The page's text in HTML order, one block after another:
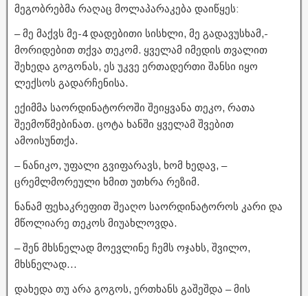
მეგობრებმა რაღაც მოლაპარაკება დაიწყეს:
– მე მაქვს მე-4 დადებითი სისხლი, მე გადავუსხამ,-
მორიდებით თქვა თეკომ. ყველამ იმედის თვალით
შეხედა გოგონას, ეს უკვე ერთადერთი შანსი იყო
ლექსოს გადარჩენისა.
ექიმმა საორდინატოროში შეიყვანა თეკო, რათა
შეემოწმებინათ. ცოტა ხანში ყველამ შვებით
ამოისუნთქა.
– ნანიკო, უფალი გვიფარავს, ხომ ხედავ, –
ცრემლმორეული ხმით უთხრა რეზიმ.
ნანამ ფეხაკრეფით შეაღო საორდინატოროს კარი და
მწოლიარე თეკოს მიუახლოვდა.
– შენ მხსნელად მოევლინე ჩემს ოჯახს, შვილო,
მხსნელად…
დახედა თუ არა გოგოს, ერთხანს გაშეშდა – მის